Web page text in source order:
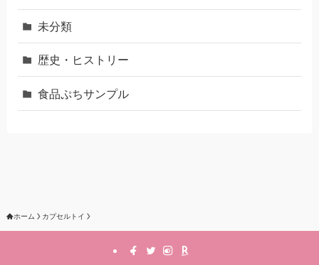
未分類
歴史・ヒストリー
食品ぷちサンプル
ホーム カプセルトイ